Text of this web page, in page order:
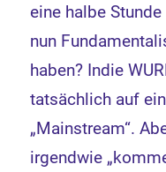
eine halbe
nun
haben? Indie
tatsächlich auf
„Mainstream“.
irgendwie